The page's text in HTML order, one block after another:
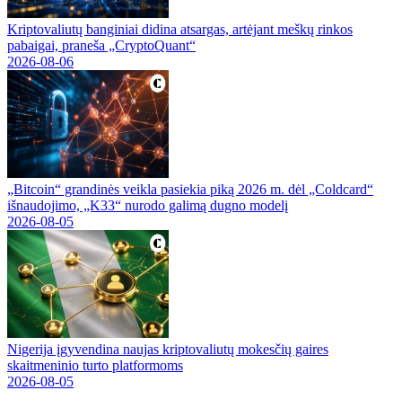
Kriptovaliutų banginiai didina atsargas, artėjant meškų rinkos
pabaigai, praneša „CryptoQuant“
2026-08-06
„Bitcoin“ grandinės veikla pasiekia piką 2026 m. dėl „Coldcard“
išnaudojimo, „K33“ nurodo galimą dugno modelį
2026-08-05
Nigerija įgyvendina naujas kriptovaliutų mokesčių gaires
skaitmeninio turto platformoms
2026-08-05